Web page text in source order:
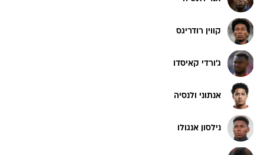
קווין רודריגס
ג'ורדי קאיסדו
אנתוני ולנסיה
נילסון אנגולו